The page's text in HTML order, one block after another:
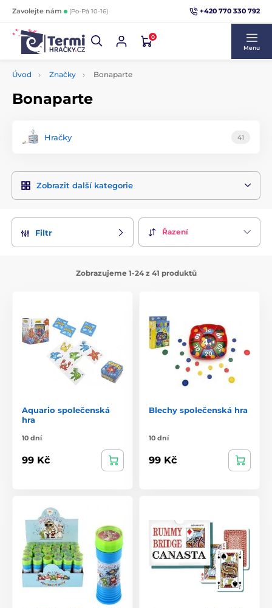
Zavolejte nám (Po-Pá 10-16) +420 770 330 792
0
Menu
Úvod Značky Bonaparte
Bonaparte
Hračky 41
Zobrazit další kategorie
Filtr Řazení
Zobrazujeme 1-24 z 41 produktů
Aquario společenská
hra
10 dní
99 Kč
Blechy společenská hra
10 dní
99 Kč